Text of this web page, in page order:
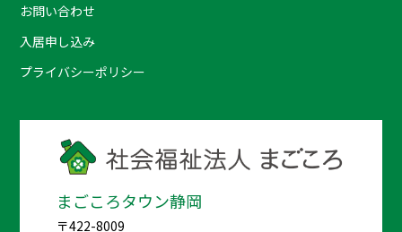
お問い合わせ
入居申し込み
プライバシーポリシー
まごころタウン静岡
〒422-8009